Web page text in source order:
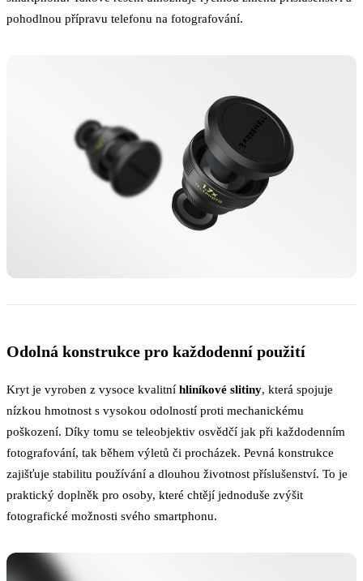
pohodlnou přípravu telefonu na fotografování.
Odolná konstrukce pro každodenní použití
Kryt je vyroben z vysoce kvalitní hliníkové slitiny, která spojuje
nízkou hmotnost s vysokou odolností proti mechanickému
poškození. Díky tomu se teleobjektiv osvědčí jak při každodenním
fotografování, tak během výletů či procházek. Pevná konstrukce
zajišťuje stabilitu používání a dlouhou životnost příslušenství. To je
praktický doplněk pro osoby, které chtějí jednoduše zvýšit
fotografické možnosti svého smartphonu.